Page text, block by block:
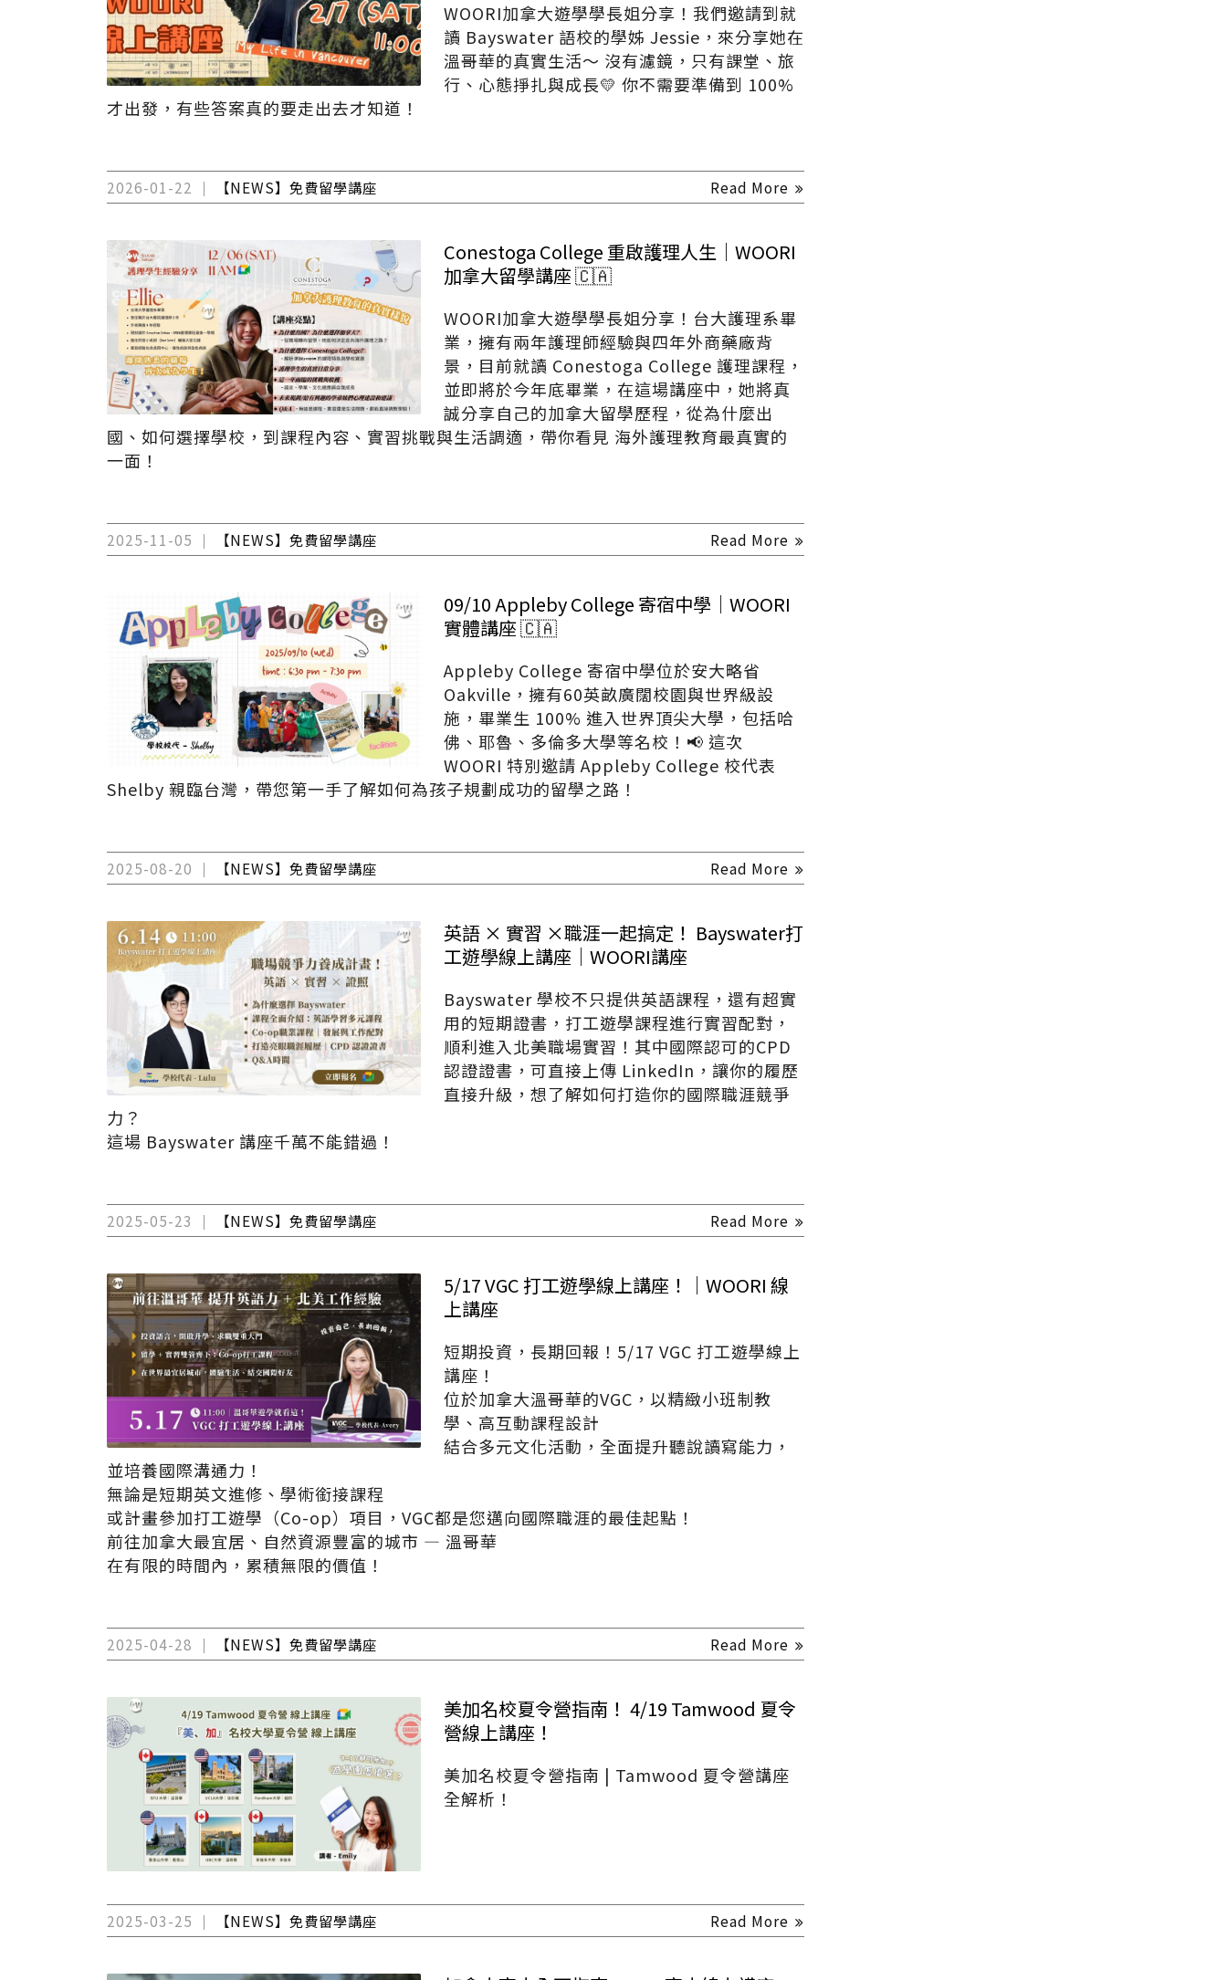
WOORI加拿大遊學學長姐分享！我們邀請到就
讀 Bayswater 語校的學姊 Jessie，來分享她在
溫哥華的真實生活～ 沒有濾鏡，只有課堂、旅
行、心態掙扎與成長💛 你不需要準備到 100%
才出發，有些答案真的要走出去才知道！
2026-01-22 【NEWS】免費留學講座 Read More
Conestoga College 重啟護理人生｜WOORI
加拿大留學講座 🇨🇦
WOORI加拿大遊學學長姐分享！台大護理系畢
業，擁有兩年護理師經驗與四年外商藥廠背
景，目前就讀 Conestoga College 護理課程，
並即將於今年底畢業，在這場講座中，她將真
誠分享自己的加拿大留學歷程，從為什麼出
國、如何選擇學校，到課程內容、實習挑戰與生活調適，帶你看見 海外護理教育最真實的
一面！
2025-11-05 【NEWS】免費留學講座 Read More
09/10 Appleby College 寄宿中學｜WOORI
實體講座 🇨🇦
Appleby College 寄宿中學位於安大略省
Oakville，擁有60英畝廣闊校園與世界級設
施，畢業生 100% 進入世界頂尖大學，包括哈
佛、耶魯、多倫多大學等名校！📢 這次
WOORI 特別邀請 Appleby College 校代表
Shelby 親臨台灣，帶您第一手了解如何為孩子規劃成功的留學之路！
2025-08-20 【NEWS】免費留學講座 Read More
英語 × 實習 ×職涯一起搞定！ Bayswater打
工遊學線上講座｜WOORI講座
Bayswater 學校不只提供英語課程，還有超實
用的短期證書，打工遊學課程進行實習配對，
順利進入北美職場實習！其中國際認可的CPD
認證證書，可直接上傳 LinkedIn，讓你的履歷
直接升級，想了解如何打造你的國際職涯競爭
力？
這場 Bayswater 講座千萬不能錯過！
2025-05-23 【NEWS】免費留學講座 Read More
5/17 VGC 打工遊學線上講座！｜WOORI 線
上講座
短期投資，長期回報！5/17 VGC 打工遊學線上
講座！
位於加拿大溫哥華的VGC，以精緻小班制教
學、高互動課程設計
結合多元文化活動，全面提升聽說讀寫能力，
並培養國際溝通力！
無論是短期英文進修、學術銜接課程
或計畫參加打工遊學（Co-op）項目，VGC都是您邁向國際職涯的最佳起點！
前往加拿大最宜居、自然資源豐富的城市 — 溫哥華
在有限的時間內，累積無限的價值！
2025-04-28 【NEWS】免費留學講座 Read More
美加名校夏令營指南！ 4/19 Tamwood 夏令
營線上講座！
美加名校夏令營指南 | Tamwood 夏令營講座
全解析！
2025-03-25 【NEWS】免費留學講座 Read More